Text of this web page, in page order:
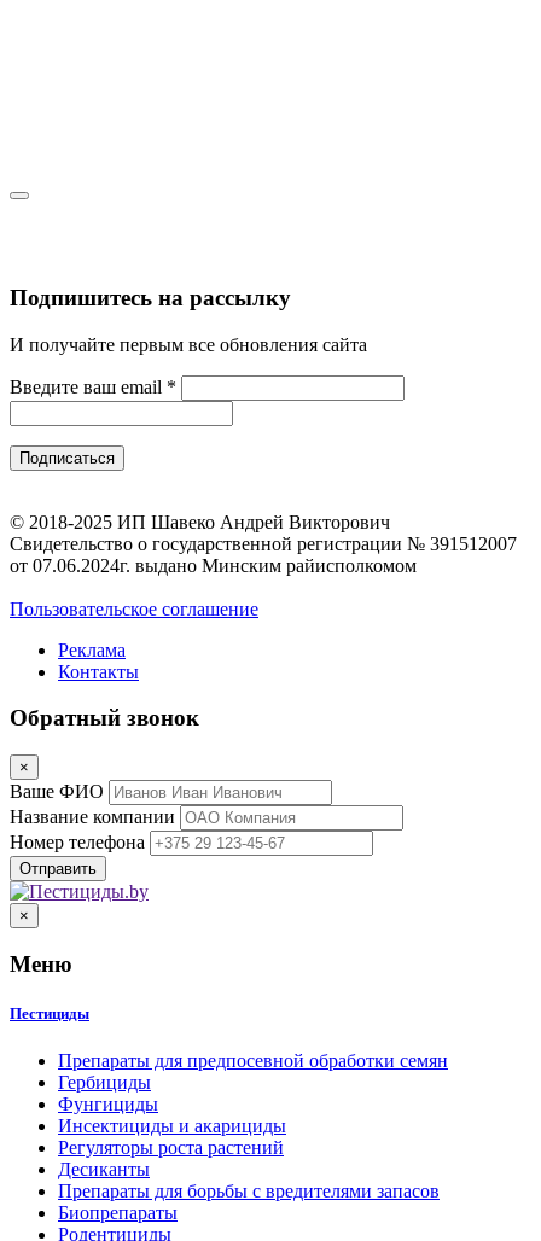
Подпишитесь на рассылку
И получайте первым все обновления сайта
Введите ваш email *
© 2018-2025 ИП Шавеко Андрей Викторович
Свидетельство о государственной регистрации № 391512007
от 07.06.2024г. выдано Минским райисполкомом
Пользовательское соглашение
Реклама
Контакты
Обратный звонок
×
Ваше ФИО
Название компании
Номер телефона
×
Меню
Пестициды
Препараты для предпосевной обработки семян
Гербициды
Фунгициды
Инсектициды и акарициды
Регуляторы роста растений
Десиканты
Препараты для борьбы с вредителями запасов
Биопрепараты
Родентициды